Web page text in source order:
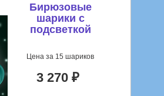
Бирюзовые
шарики с
подсветкой
Цена за 15 шариков
3 270 ₽